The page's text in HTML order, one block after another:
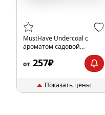
MustHave Undercoal с
ароматом садовой
от 257₽
Показать цены